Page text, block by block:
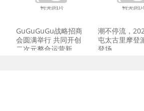
GuGuGuGu战略招商
会圆满举行 共同开创
二次元整合运营新
潮不停流，
屯太古里摩登
登场